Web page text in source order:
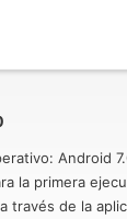
Android
la primera
través de la